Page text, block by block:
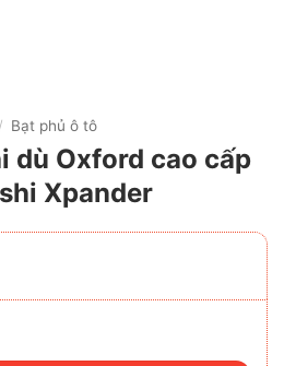
/ Bạt phủ ô tô
dù Oxford cao cấp
Xpander
CAO CẤP CHO XE